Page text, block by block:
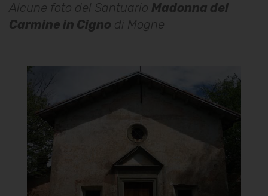
Alcune foto del Santuario Madonna del
Carmine in Cigno di Mogne
Santuario Madonna del
Carmine in Cigno
Facciata
Clicca per ingrandire